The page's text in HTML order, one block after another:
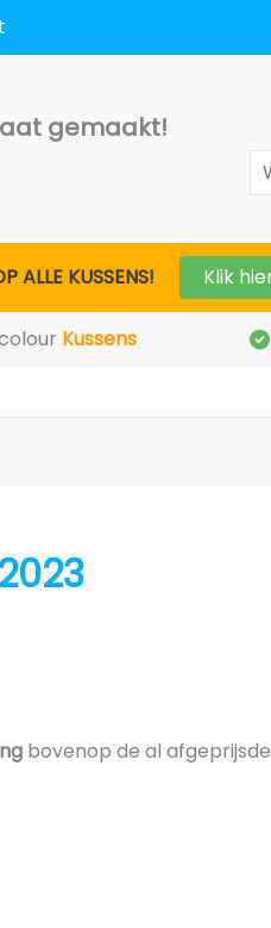
gemaakt!
ALLE KUSSENS! Klik
Kussens
bovenop de al